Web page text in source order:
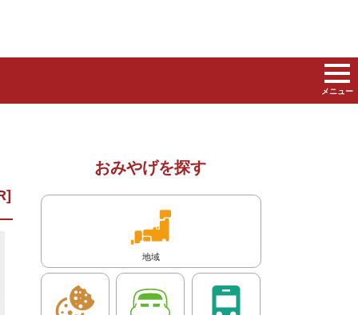
メニュー
おみやげを探す
地域